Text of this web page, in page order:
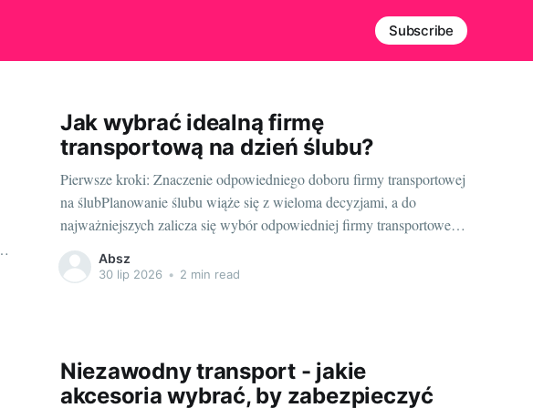
Subscribe
Jak wybrać idealną firmę
transportową na dzień ślubu?
Pierwsze kroki: Znaczenie odpowiedniego doboru firmy transportowej
na ślubPlanowanie ślubu wiąże się z wieloma decyzjami, a do
najważniejszych zalicza się wybór odpowiedniej firmy transportowej.
Dlaczego? Podróż na miejsce ceremonii, do sali weselnej czy transfer
gości weselnych to integralna część tego wyjątkowego dnia. Wybór
Absz
30 lip 2026 • 2 min read
Niezawodny transport - jakie
akcesoria wybrać, by zabezpieczyć